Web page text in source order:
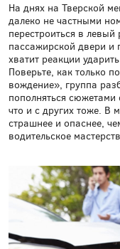
На днях на Тверской
далеко не частными
перестроиться в
пассажирской двери и
хватит реакции
Поверьте, как только
вождение», группа
пополняться сюжетами
что и с других тоже. В
страшнее и опаснее,
водительское